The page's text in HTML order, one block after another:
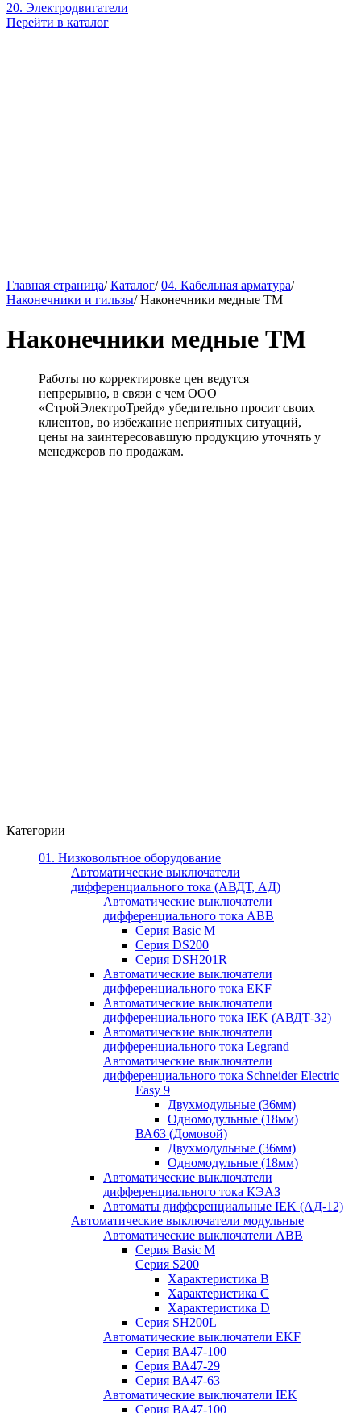
20. Электродвигатели
Перейти в каталог
Главная страница/ Каталог/ 04. Кабельная арматура/
Наконечники и гильзы/ Наконечники медные ТМ
Наконечники медные ТМ
Работы по корректировке цен ведутся
непрерывно, в связи с чем ООО
«СтройЭлектроТрейд» убедительно просит своих
клиентов, во избежание неприятных ситуаций,
цены на заинтересовавшую продукцию уточнять у
менеджеров по продажам.
Категории
01. Низковольтное оборудование
Автоматические выключатели
дифференциального тока (АВДТ, АД)
Автоматические выключатели
дифференциального тока ABB
Серия Basic M
Серия DS200
Серия DSH201R
Автоматические выключатели
дифференциального тока EKF
Автоматические выключатели
дифференциального тока IEK (АВДТ-32)
Автоматические выключатели
дифференциального тока Legrand
Автоматические выключатели
дифференциального тока Schneider Electric
Easy 9
Двухмодульные (36мм)
Одномодульные (18мм)
ВА63 (Домовой)
Двухмодульные (36мм)
Одномодульные (18мм)
Автоматические выключатели
дифференциального тока КЭАЗ
Автоматы дифференциальные IEK (АД-12)
Автоматические выключатели модульные
Автоматические выключатели ABB
Серия Basic M
Серия S200
Характеристика B
Характеристика C
Характеристика D
Серия SH200L
Автоматические выключатели EKF
Серия ВА47-100
Серия ВА47-29
Серия ВА47-63
Автоматические выключатели IEK
Серия ВА47-100